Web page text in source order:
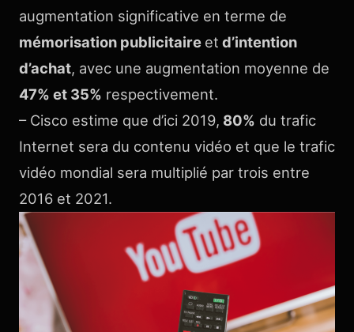
augmentation significative en terme de
mémorisation publicitaire et d’intention
d’achat, avec une augmentation moyenne de
47% et 35% respectivement.
– Cisco estime que d’ici 2019, 80% du trafic
Internet sera du contenu vidéo et que le trafic
vidéo mondial sera multiplié par trois entre
2016 et 2021.